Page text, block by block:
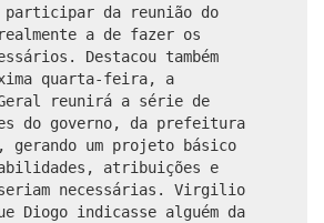
participar da reunião do
a de fazer os
Destacou também
quarta-feira, a
reunirá a série de
do governo, da prefeitura
gerando um projeto básico
atribuições e
necessárias. Virgilio
Diogo indicasse alguém da